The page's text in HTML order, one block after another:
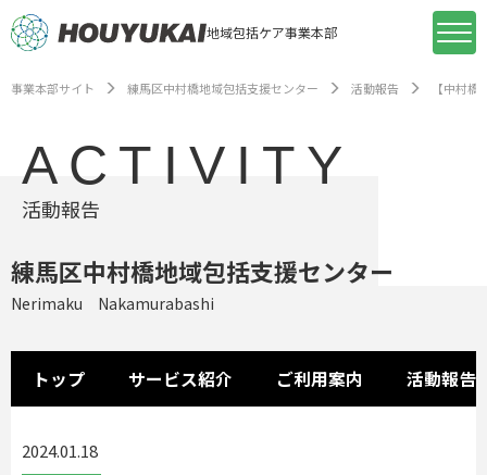
地域包括ケア事業本部
事業本部サイト 練馬区中村橋地域包括支援センター 活動報告 【中村
ACTIVITY
活動報告
練馬区中村橋地域包括支援センター
Nerimaku Nakamurabashi
トップ サービス紹介 ご利用案内 活動報告
2024.01.18